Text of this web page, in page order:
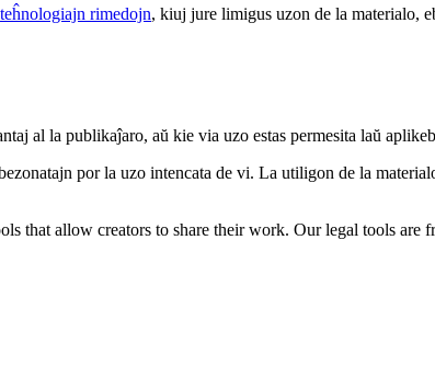
teĥnologiajn rimedojn, kiuj jure limigus uzon de la materialo,
al la publikaĵaro, aŭ kie via uzo estas permesita laŭ
por la uzo intencata de vi. La utiligon de la
that allow creators to share their work. Our legal tools are